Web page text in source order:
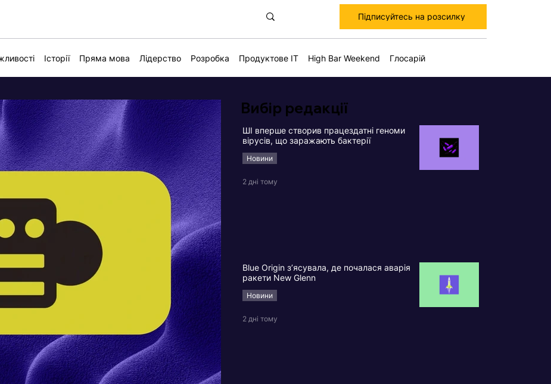
Підписуйтесь на розсилку
Історії Пряма мова Лідерство Розробка Продуктове IT High Bar Weekend Глосарій
Вибір редакції
ШІ вперше створив працездатні геноми
вірусів, що заражають бактерії
Новини
2 дні тому
Blue Origin з’ясувала, де почалася аварія
ракети New Glenn
Новини
2 дні тому